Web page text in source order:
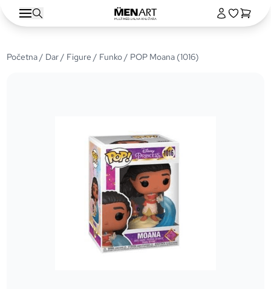
Početna/ Dar/ Figure / Funko/ POP Moana (1016)